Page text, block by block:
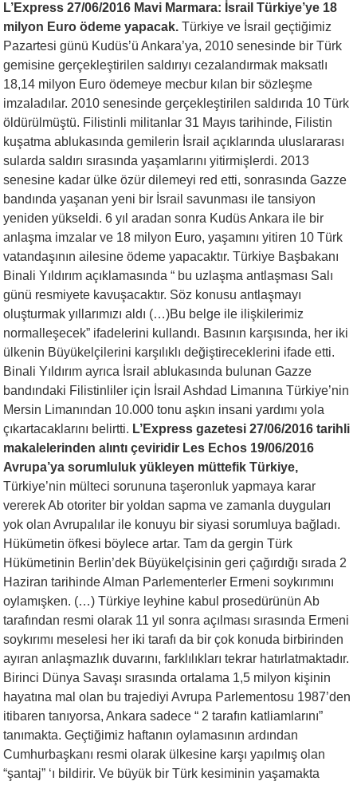
L’Express 27/06/2016 Mavi Marmara: İsrail Türkiye’ye 18
milyon Euro ödeme yapacak. Türkiye ve İsrail geçtiğimiz
Pazartesi günü Kudüs’ü Ankara’ya, 2010 senesinde bir Türk
gemisine gerçekleştirilen saldırıyı cezalandırmak maksatlı
18,14 milyon Euro ödemeye mecbur kılan bir sözleşme
imzaladılar. 2010 senesinde gerçekleştirilen saldırıda 10 Türk
öldürülmüştü. Filistinli militanlar 31 Mayıs tarihinde, Filistin
kuşatma ablukasında gemilerin İsrail açıklarında uluslararası
sularda saldırı sırasında yaşamlarını yitirmişlerdi. 2013
senesine kadar ülke özür dilemeyi red etti, sonrasında Gazze
bandında yaşanan yeni bir İsrail savunması ile tansiyon
yeniden yükseldi. 6 yıl aradan sonra Kudüs Ankara ile bir
anlaşma imzalar ve 18 milyon Euro, yaşamını yitiren 10 Türk
vatandaşının ailesine ödeme yapacaktır. Türkiye Başbakanı
Binali Yıldırım açıklamasında “ bu uzlaşma antlaşması Salı
günü resmiyete kavuşacaktır. Söz konusu antlaşmayı
oluşturmak yıllarımızı aldı (…)Bu belge ile ilişkilerimiz
normalleşecek” ifadelerini kullandı. Basının karşısında, her iki
ülkenin Büyükelçilerini karşılıklı değiştireceklerini ifade etti.
Binali Yıldırım ayrıca İsrail ablukasında bulunan Gazze
bandındaki Filistinliler için İsrail Ashdad Limanına Türkiye’nin
Mersin Limanından 10.000 tonu aşkın insani yardımı yola
çıkartacaklarını belirtti. L’Express gazetesi 27/06/2016 tarihli
makalelerinden alıntı çeviridir Les Echos 19/06/2016
Avrupa’ya sorumluluk yükleyen müttefik Türkiye,
Türkiye’nin mülteci sorununa taşeronluk yapmaya karar
vererek Ab otoriter bir yoldan sapma ve zamanla duyguları
yok olan Avrupalılar ile konuyu bir siyasi sorumluya bağladı.
Hükümetin öfkesi böylece artar. Tam da gergin Türk
Hükümetinin Berlin’dek Büyükelçisinin geri çağırdığı sırada 2
Haziran tarihinde Alman Parlementerler Ermeni soykırımını
oylamışken. (…) Türkiye leyhine kabul prosedürünün Ab
tarafından resmi olarak 11 yıl sonra açılması sırasında Ermeni
soykırımı meselesi her iki tarafı da bir çok konuda birbirinden
ayıran anlaşmazlık duvarını, farklılıkları tekrar hatırlatmaktadır.
Birinci Dünya Savaşı sırasında ortalama 1,5 milyon kişinin
hayatına mal olan bu trajediyi Avrupa Parlementosu 1987’den
itibaren tanıyorsa, Ankara sadece “ 2 tarafın katliamlarını”
tanımakta. Geçtiğimiz haftanın oylamasının ardından
Cumhurbaşkanı resmi olarak ülkesine karşı yapılmış olan
“şantaj” ‘ı bildirir. Ve büyük bir Türk kesiminin yaşamakta